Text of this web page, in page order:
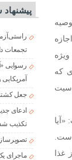
که
از غذا
پیشنهاد
تجمعات
رسوایی
جعل
ادعای
تکذیب
ماجرای